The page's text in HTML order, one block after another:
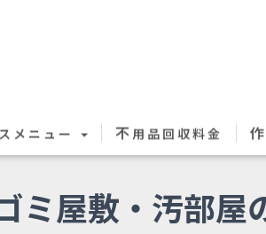
メニュー 不 用品回収料金 作
ミ屋敷・汚部屋